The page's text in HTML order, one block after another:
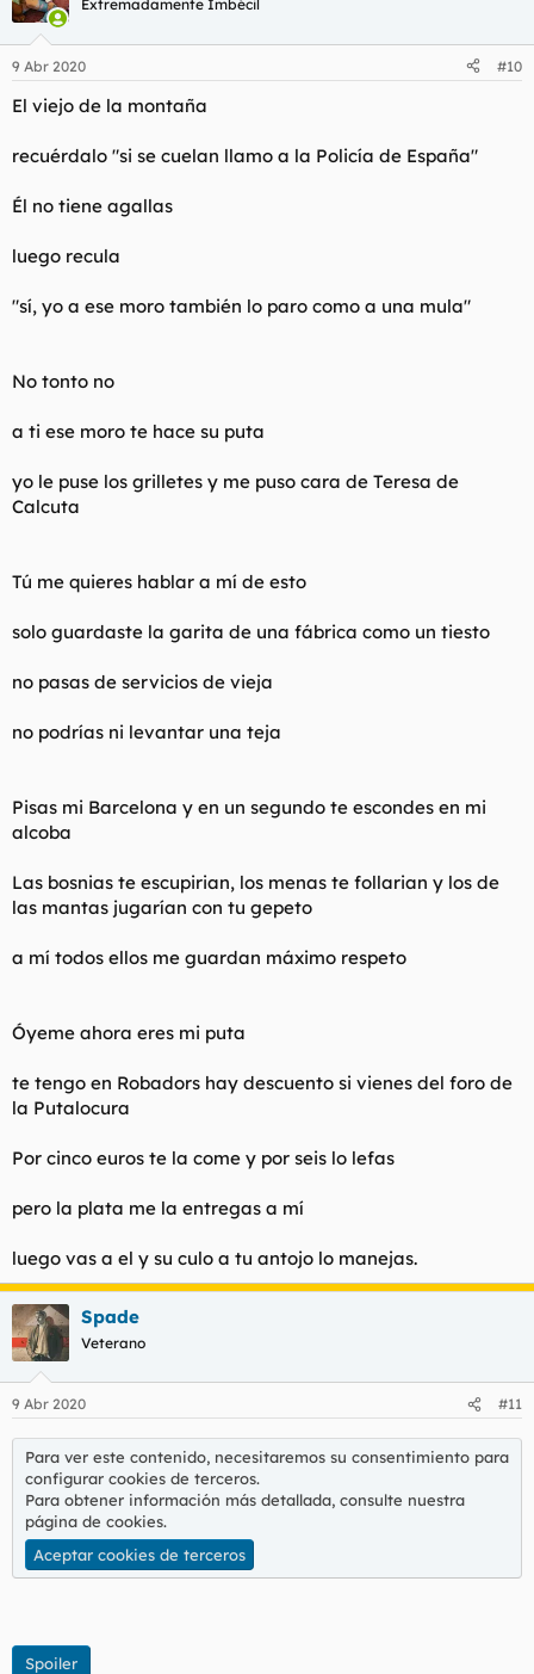
Extremadamente Imbécil
9 Abr 2020 #10
El viejo de la montaña
recuérdalo "si se cuelan llamo a la Policía de España"
Él no tiene agallas
luego recula
"sí, yo a ese moro también lo paro como a una mula"
No tonto no
a ti ese moro te hace su puta
yo le puse los grilletes y me puso cara de Teresa de
Calcuta
Tú me quieres hablar a mí de esto
solo guardaste la garita de una fábrica como un tiesto
no pasas de servicios de vieja
no podrías ni levantar una teja
Pisas mi Barcelona y en un segundo te escondes en mi
alcoba
Las bosnias te escupirian, los menas te follarian y los de
las mantas jugarían con tu gepeto
a mí todos ellos me guardan máximo respeto
Óyeme ahora eres mi puta
te tengo en Robadors hay descuento si vienes del foro de
la Putalocura
Por cinco euros te la come y por seis lo lefas
pero la plata me la entregas a mí
luego vas a el y su culo a tu antojo lo manejas.
Spade
Veterano
9 Abr 2020 #11
Para ver este contenido, necesitaremos su consentimiento para
configurar cookies de terceros.
Para obtener información más detallada, consulte nuestra
página de cookies.
Aceptar cookies de terceros
Spoiler